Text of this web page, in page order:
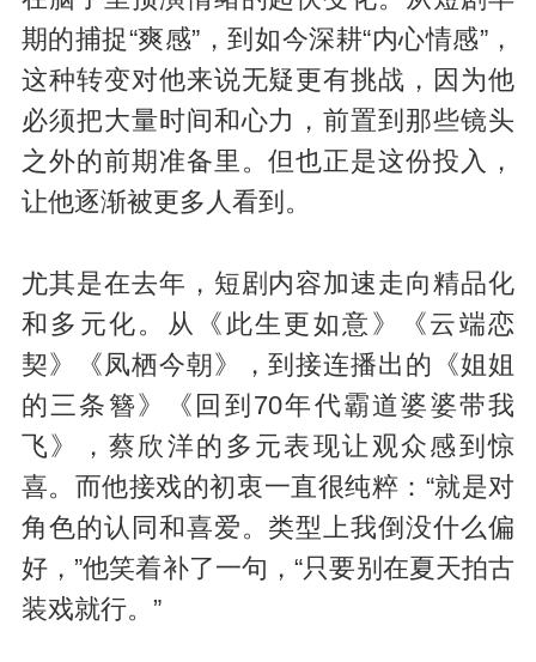
期的捕捉“爽感”，到如今深耕“内心情感”，
这种转变对他来说无疑更有挑战，因为他
必须把大量时间和心力，前置到那些镜头
之外的前期准备里。但也正是这份投入，
让他逐渐被更多人看到。
尤其是在去年，短剧内容加速走向精品化
和多元化。从《此生更如意》《云端恋
契》《凤栖今朝》，到接连播出的《姐姐
的三条簪》《回到70年代霸道婆婆带我
飞》，蔡欣洋的多元表现让观众感到惊
喜。而他接戏的初衷一直很纯粹：“就是对
角色的认同和喜爱。类型上我倒没什么偏
好，”他笑着补了一句，“只要别在夏天拍古
装戏就行。”